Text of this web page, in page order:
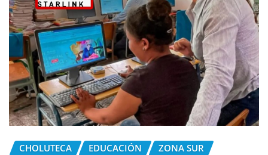
CHOLUTECA EDUCACIÓN ZONA SUR